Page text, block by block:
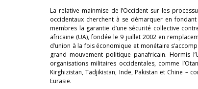
La relative mainmise de l’Occident sur les
occidentaux cherchent à se démarquer en
membres la garantie d’une sécurité collective
africaine (UA), fondée le 9 juillet 2002 en
d’union à la fois économique et monétaire
grand mouvement politique panafricain. Hormis
organisations militaires occidentales, comme
Kirghizistan, Tadjikistan, Inde, Pakistan et Chine –
Eurasie.